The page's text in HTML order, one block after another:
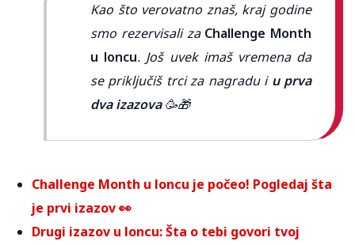
Kao što verovatno znaš, kraj godine
smo rezervisali za Challenge Month
u loncu. Još uvek imaš vremena da
se priključiš trci za nagradu i u prva
dva izazova🥳🎁
Challenge Month u loncu je počeo! Pogledaj šta
je prvi izazov 👀
Drugi izazov u loncu: Šta o tebi govori tvoj